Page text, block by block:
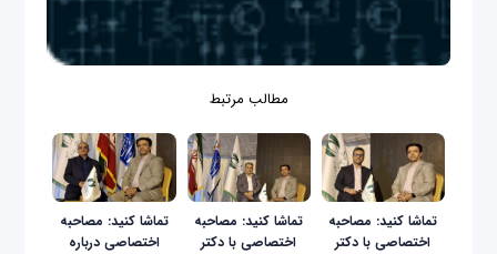
مطالب مرتبط
تماشا کنید: مصاحبه
اختصاصی با دکتر
تماشا کنید: مصاحبه
اختصاصی با دکتر
تماشا کنید: مصاحبه
اختصاصی درباره